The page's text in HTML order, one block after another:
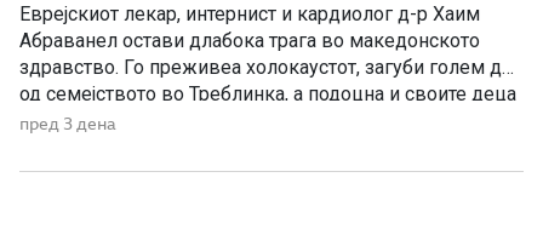
Еврејскиот лекар, интернист и кардиолог д-р Хаим
Абраванел остави длабока трага во македонското
здравство. Го преживеа холокаустот, загуби голем дел
од семејството во Треблинка, а подоцна и своите деца
во катастрофалниот земјотрес во Скопје. Д-р Хаим
Пирот, тогаш во Кралството Србија, во многучлено
пред 3 дена